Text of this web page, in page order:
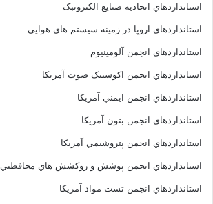
استانداردهاي اتحاديه صنايع الکترونبک
استانداردهاي اروپا در زمينه سيستم هاي هوايي
استانداردهاي انجمن آلومينيوم
استانداردهاي انجمن اکوستيک صوت آمريکا
استانداردهاي انجمن ايمني آمريکا
استانداردهاي انجمن بتون آمريکا
استانداردهاي انجمن پتروشيمي آمريکا
استانداردهاي انجمن پوشش و روکشش هاي محافظتي
استانداردهاي انجمن تست مواد آمريکا